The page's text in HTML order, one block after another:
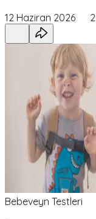
12 Haziran 2026 2
Bebeveyn Testleri